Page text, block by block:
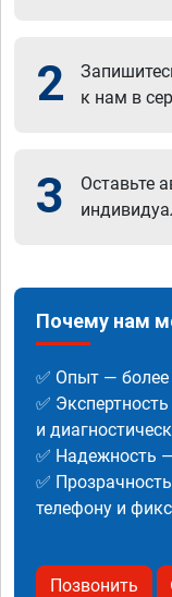
2
к нам в
3
Оставьте
Почему нам
✅ Опыт — более
✅
и
✅ Надежность
✅
телефону и
Позвонить